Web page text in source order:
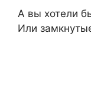
А вы хотели
Или